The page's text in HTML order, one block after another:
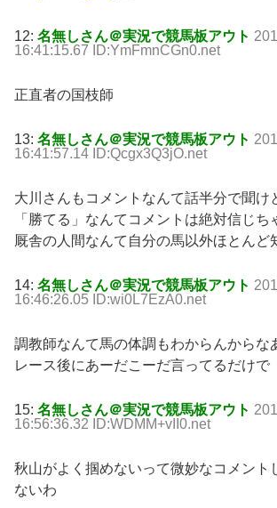
12: 名無しさん＠実況で競馬板アウト
16:41:15.67 ID:YmFmnCGn0.net
正直者の国枝師
13: 名無しさん＠実況で競馬板アウト
16:41:57.14 ID:Qcgx3Q3jO.net
大川さんもコメントなんて話半分で聞け
「勝てる」なんてコメントは絶対信じち
厩舎の人間なんて自分の馬以外ほとんど
14: 名無しさん＠実況で競馬板アウト
16:46:26.05 ID:wi0L7EzA0.net
調教師なんて馬の体調もわからんからな
レース後にあーだこーだ言ってるだけで
15: 名無しさん＠実況で競馬板アウト
16:56:36.32 ID:WDMM+vII0.net
秋山がよく掴めないって微妙なコメント
ないわ